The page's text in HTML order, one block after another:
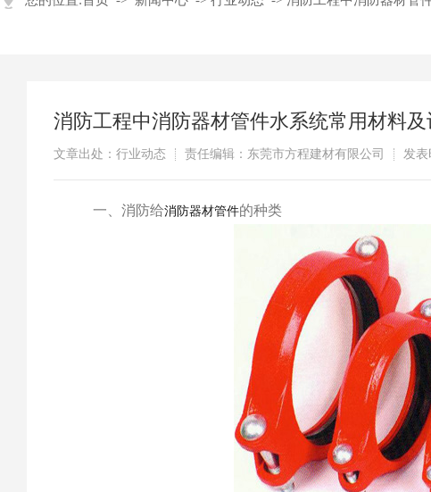
消防工程中消防器材管件水系统常用材料及
文章出处：行业动态 责任编辑：东莞市方程建材有限公司 发表
​ 一、消防给消防器材管件的种类